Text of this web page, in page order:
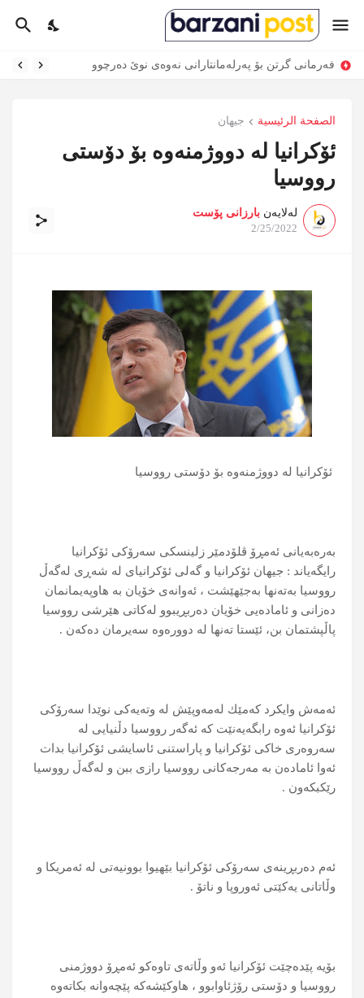
فەرمانی گرتن بۆ پەرلەمانتارانی نەوەی نوێ دەرچوو
سیستەمی بەرگری ئاسمانی ئەمریکا لە هەولێر دەمینێتەوە
الصفحة الرئيسية جیهان
ئۆكرانیا له‌ دووژمنه‌وه‌ بۆ دۆستی
رووسیا
لەلایەن بارزانی پۆست
2/25/2022
ئۆكرانیا له‌ دووژمنه‌وه‌ بۆ دۆستی رووسیا
به‌ره‌به‌یانی ئه‌مڕۆ ڤلۆدمێر زلینسكی سه‌رۆكی ئۆكرانیا
رایگه‌یاند : جیهان ئۆكرانیا و گه‌لی ئۆكرانیای له‌ شه‌ڕی له‌گه‌ڵ
رووسیا به‌ته‌نها به‌جێهێشت ، ئه‌وانه‌ی خۆیان به‌ هاوپه‌یمانمان
ده‌زانی و ئاماده‌یی خۆیان ده‌ربڕیبوو له‌كاتی هێرشی رووسیا
پاڵپشتمان بن، ئێستا ته‌نها له‌ دووره‌وه‌ سه‌یرمان ده‌كه‌ن .
ئه‌مه‌ش وایكرد كه‌مێك له‌مه‌وپێش له‌ وته‌یه‌كی نوێدا سه‌رۆكی
ئۆكرانیا ئه‌وه‌ رابگه‌یه‌نێت كه‌ ئه‌گه‌ر رووسیا دڵنیایی له‌
سه‌روه‌ری خاكی ئۆكرانیا و پاراستنی ئاسایشی ئۆكرانیا بدات
ئه‌وا ئاماده‌ن به‌ مه‌رجه‌كانی رووسیا رازی ببن و له‌گه‌ڵ رووسیا
رێكبكه‌ون .
ئه‌م ده‌ربڕینه‌ی سه‌رۆكی ئۆكرانیا بێهیوا بوونیه‌تی له‌ ئه‌مریكا و
وڵاتانی یه‌كێتی ئه‌وروپا و ناتۆ .
بۆیه‌ پێده‌چێت ئۆكرانیا ئه‌و وڵاته‌ی تاوه‌كو ئه‌مڕۆ دووژمنی
رووسیا و دۆستی رۆژئاوابوو ، هاوكێشه‌كه‌ پێچه‌وانه‌ بكاته‌وه‌